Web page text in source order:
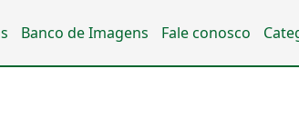
Banco de Imagens Fale conosco